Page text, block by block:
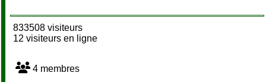
833508 visiteurs
12 visiteurs en ligne
4 membres